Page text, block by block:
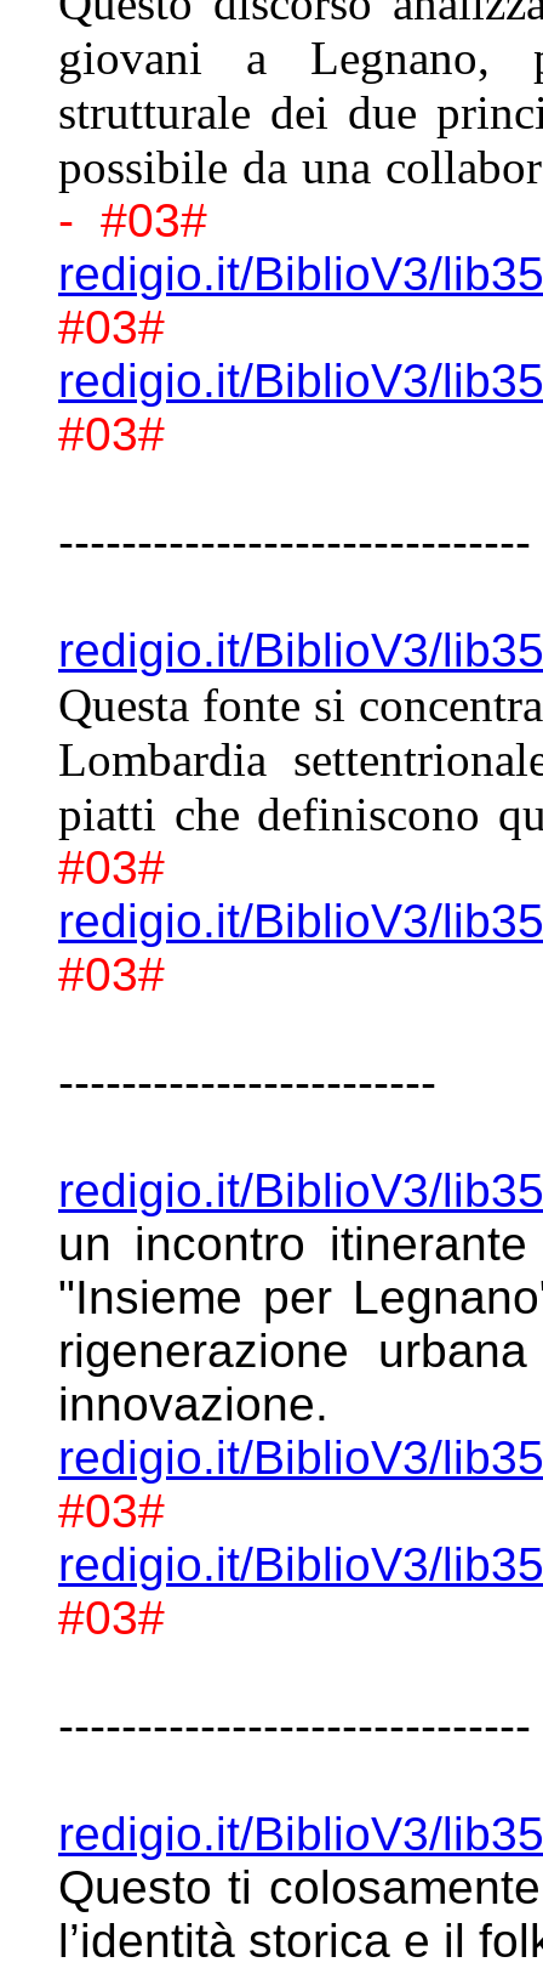
giovani a Legnano,
strutturale dei due
possibile da una
- #03#
redigio.it/BiblioV3/
#03#
redigio.it/BiblioV3/
#03#
------------------------------
redigio.it/BiblioV3/
Questa fonte si
Lombardia
piatti che definiscono
#03#
redigio.it/BiblioV3/
#03#
------------------------
redigio.it/BiblioV3/
un incontro
"Insieme per
rigenerazione
innovazione.
redigio.it/BiblioV3/
#03#
redigio.it/BiblioV3/
#03#
------------------------------
redigio.it/BiblioV3/
Questo ti
l’identità storica e il